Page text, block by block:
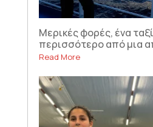
Μερικές φορές, ένα
περισσότερο από μια
Read More